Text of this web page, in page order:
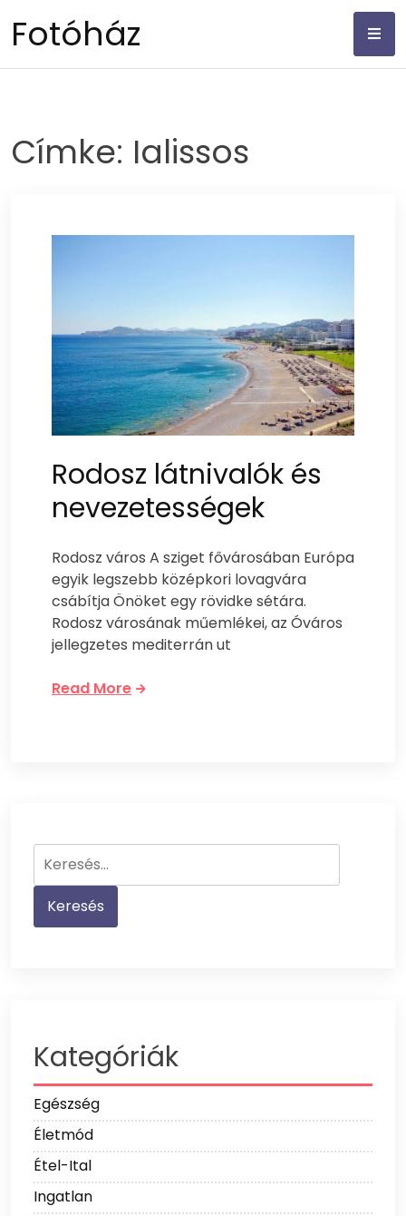
Fotóház
Címke: Ialissos
Rodosz látnivalók és
nevezetességek
Rodosz város A sziget fővárosában Európa
egyik legszebb középkori lovagvára
csábítja Önöket egy rövidke sétára.
Rodosz városának műemlékei, az Óváros
jellegzetes mediterrán ut
Read More
Keresés:
Kategóriák
Egészség
Életmód
Étel-Ital
Ingatlan